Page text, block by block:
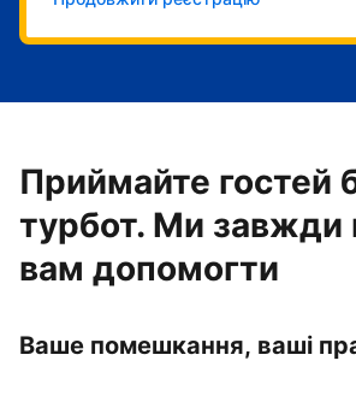
Приймайте гостей
турбот. Ми завжди
вам допомогти
Ваше помешкання, ваші